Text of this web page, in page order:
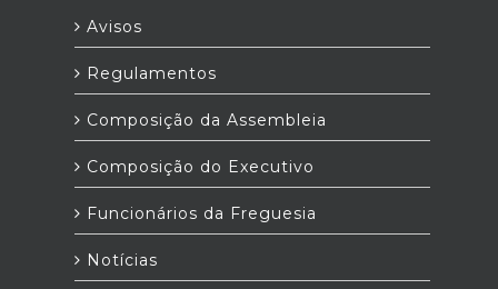
Avisos
Regulamentos
Composição da Assembleia
Composição do Executivo
Funcionários da Freguesia
Notícias